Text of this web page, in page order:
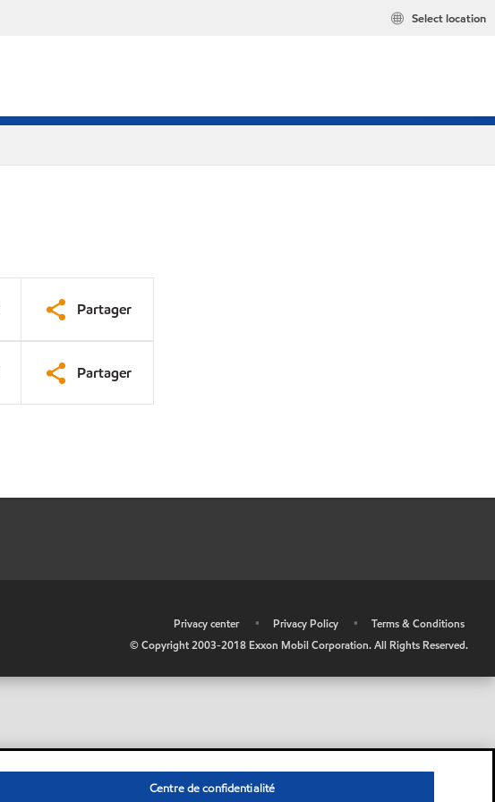
Select location
Partager
Partager
Privacy center • Privacy Policy •
Terms & Conditions
© Copyright 2003-2018 Exxon Mobil Corporation. All Rights Reserved.
Centre de confidentialité